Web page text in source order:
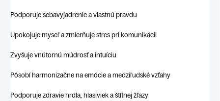
Podporuje sebavyjadrenie a vlastnú pravdu
Upokojuje myseľ a zmierňuje stres pri komunikácii
Zvyšuje vnútornú múdrosť a intuíciu
Pôsobí harmonizačne na emócie a medziľudské vzťahy
Podporuje zdravie hrdla, hlasiviek a štítnej žľazy